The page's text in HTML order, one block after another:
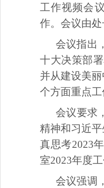
工作视频会
作。会议由
会议指出
十大决策部
并从建设美
个方面重点工
会议要求
精神和习近
真思考2023
室2023年度
会议强调